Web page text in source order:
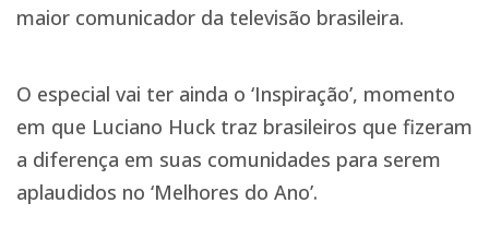
maior comunicador da televisão brasileira.
O especial vai ter ainda o ‘Inspiração’, momento
em que Luciano Huck traz brasileiros que fizeram
a diferença em suas comunidades para serem
aplaudidos no ‘Melhores do Ano’.